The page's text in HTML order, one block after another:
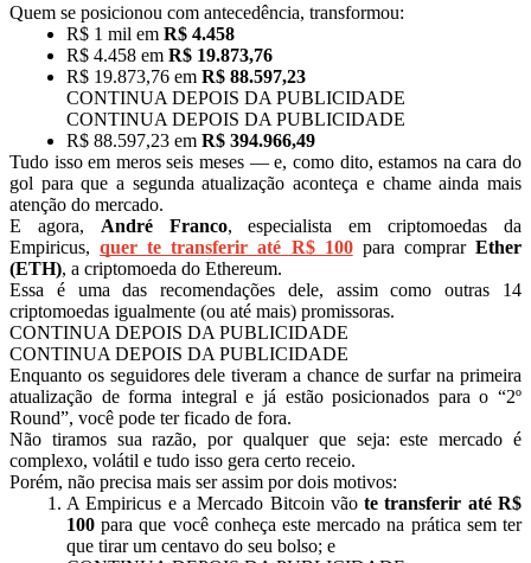
Quem se posicionou com antecedência, transformou:
R$ 1 mil em R$ 4.458
R$ 4.458 em R$ 19.873,76
R$ 19.873,76 em R$ 88.597,23
CONTINUA DEPOIS DA PUBLICIDADE
CONTINUA DEPOIS DA PUBLICIDADE
R$ 88.597,23 em R$ 394.966,49
Tudo isso em meros seis meses — e, como dito, estamos na cara do
gol para que a segunda atualização aconteça e chame ainda mais
atenção do mercado.
E agora, André Franco, especialista em criptomoedas da
Empiricus,quer te transferir até R$ 100para comprarEther
(ETH), a criptomoeda do Ethereum.
Essa é uma das recomendações dele, assim como outras 14
criptomoedas igualmente (ou até mais) promissoras.
CONTINUA DEPOIS DA PUBLICIDADE
CONTINUA DEPOIS DA PUBLICIDADE
Enquanto os seguidores dele tiveram a chance de surfar na primeira
atualização de forma integral e já estão posicionados para o “2º
Round”, você pode ter ficado de fora.
Não tiramos sua razão, por qualquer que seja: este mercado é
complexo, volátil e tudo isso gera certo receio.
Porém, não precisa mais ser assim por dois motivos:
A Empiricus e a Mercado Bitcoin vãote transferir até R$
100 para que você conheça este mercado na prática sem ter
que tirar um centavo do seu bolso; e